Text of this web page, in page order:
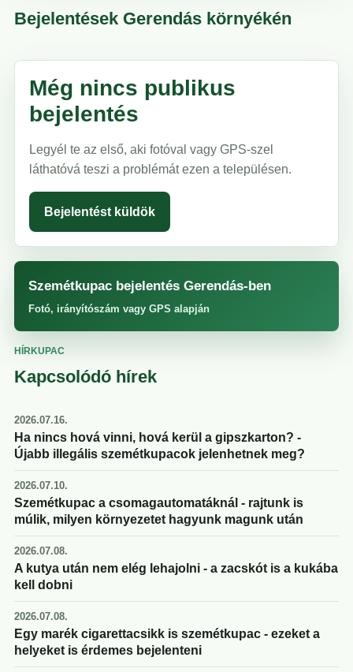
Bejelentések Gerendás környékén
Még nincs publikus
bejelentés
Legyél te az első, aki fotóval vagy GPS-szel
láthatóvá teszi a problémát ezen a településen.
Bejelentést küldök
Szemétkupac bejelentés Gerendás-ben
Fotó, irányítószám vagy GPS alapján
HÍRKUPAC
Kapcsolódó hírek
2026.07.16.
Ha nincs hová vinni, hová kerül a gipszkarton? -
Újabb illegális szemétkupacok jelenhetnek meg?
2026.07.10.
Szemétkupac a csomagautomatáknál - rajtunk is
múlik, milyen környezetet hagyunk magunk után
2026.07.08.
A kutya után nem elég lehajolni - a zacskót is a kukába
kell dobni
2026.07.08.
Egy marék cigarettacsikk is szemétkupac - ezeket a
helyeket is érdemes bejelenteni